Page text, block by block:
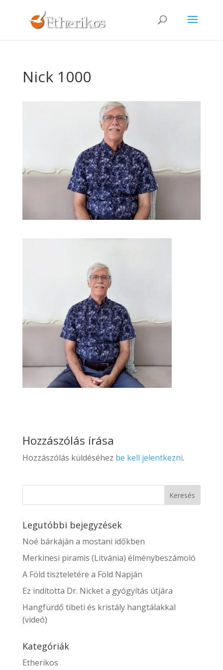
Nick 1000
Hozzászólás írása
Hozzászólás küldéséhez be kell jelentkezni.
Legutóbbi bejegyzések
Noé bárkáján a mostani időkben
Merkinesi piramis (Litvánia) élménybeszámoló
A Föld tiszteletére a Föld Napján
Ez indította Dr. Nicket a gyógyítás útjára
Hangfürdő tibeti és kristály hangtálakkal
(videó)
Kategóriák
Etherikos